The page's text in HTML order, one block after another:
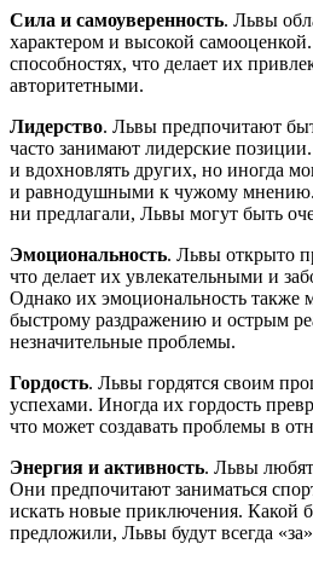
Сила и самоуверенность. Львы
характером и высокой
способностях, что делает их
авторитетными.
Лидерство. Львы предпочитают
часто занимают лидерские
и вдохновлять других, но иногда
и равнодушными к чужому
ни предлагали, Львы могут быть
Эмоциональность. Львы открыто
что делает их увлекательными и
Однако их эмоциональность также
быстрому раздражению и острым
незначительные проблемы.
Гордость. Львы гордятся своим
успехами. Иногда их гордость
что может создавать проблемы в
Энергия и активность. Львы
Они предпочитают заниматься
искать новые приключения. Какой
предложили, Львы будут всегда